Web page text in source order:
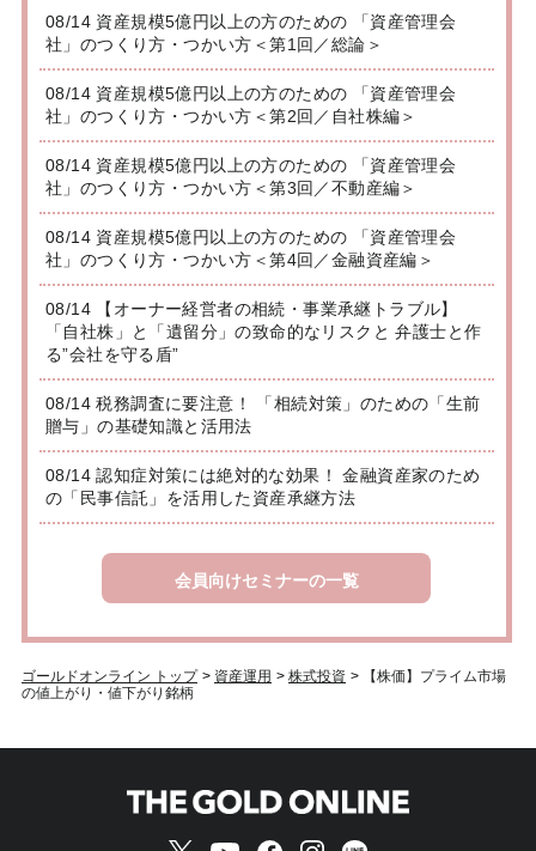
08/14 資産規模5億円以上の方のための 「資産管理会
社」のつくり方・つかい方＜第1回／総論＞
08/14 資産規模5億円以上の方のための 「資産管理会
社」のつくり方・つかい方＜第2回／自社株編＞
08/14 資産規模5億円以上の方のための 「資産管理会
社」のつくり方・つかい方＜第3回／不動産編＞
08/14 資産規模5億円以上の方のための 「資産管理会
社」のつくり方・つかい方＜第4回／金融資産編＞
08/14 【オーナー経営者の相続・事業承継トラブル】
「自社株」と「遺留分」の致命的なリスクと 弁護士と作
る”会社を守る盾”
08/14 税務調査に要注意！ 「相続対策」のための「生前
贈与」の基礎知識と活用法
08/14 認知症対策には絶対的な効果！ 金融資産家のため
の「民事信託」を活用した資産承継方法
会員向けセミナーの一覧
ゴールドオンライン トップ > 資産運用 > 株式投資 >
【株価】プライム市場
の値上がり・値下がり銘柄